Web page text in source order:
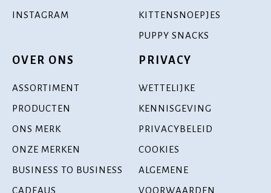
INSTAGRAM
KITTENSNOEPJES
PUPPY SNACKS
OVER ONS
ASSORTIMENT
PRODUCTEN
ONS MERK
ONZE MERKEN
BUSINESS TO BUSINESS
CADEAUS
PRIVACY
WETTELIJKE
KENNISGEVING
PRIVACYBELEID
COOKIES
ALGEMENE
VOORWAARDEN